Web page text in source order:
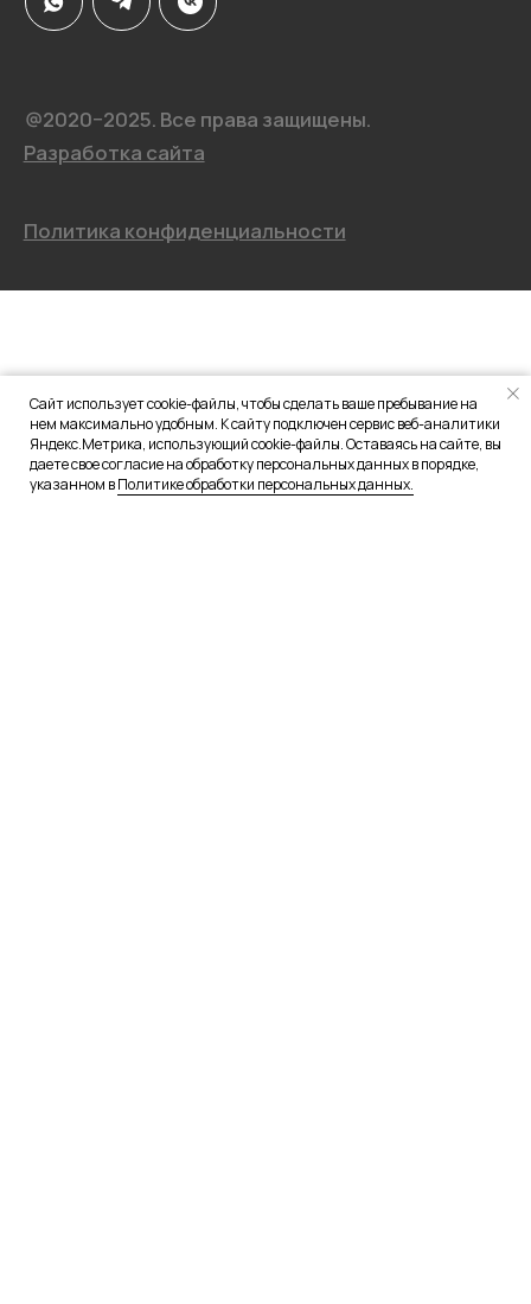
Сайт использует cookie-файлы, чтобы сделать ваше пребывание на
нем максимально удобным. К сайту подключен сервис веб-аналитики
Яндекс.Метрика, использующий cookie-файлы. Оставаясь на сайте, вы
даете свое согласие на обработку персональных данных в порядке,
указанном вПолитике обработки персональных данных.